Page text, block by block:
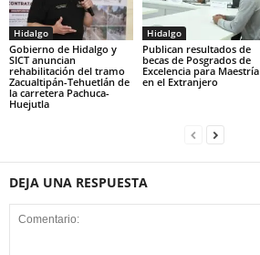
Hidalgo
Gobierno de Hidalgo y
SICT anuncian
rehabilitación del tramo
Zacualtipán-Tehuetlán de
la carretera Pachuca-
Huejutla
Hidalgo
Publican resultados de
becas de Posgrados de
Excelencia para Maestría
en el Extranjero
DEJA UNA RESPUESTA